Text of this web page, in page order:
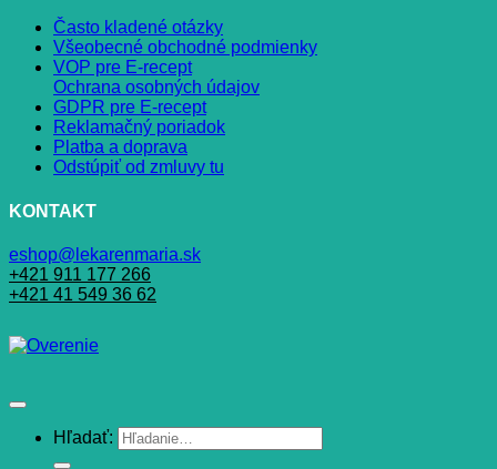
Často kladené otázky
Všeobecné obchodné podmienky
VOP pre E-recept
Ochrana osobných údajov
GDPR pre E-recept
Reklamačný poriadok
Platba a doprava
Odstúpiť od zmluvy tu
KONTAKT
eshop@lekarenmaria.sk
+421 911 177 266
+421 41 549 36 62
Hľadať: